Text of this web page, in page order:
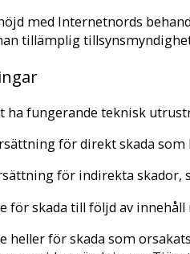
med Internetnords
tillämplig
ha fungerande teknisk
för direkt skada
för indirekta
för skada till följd av
heller för skada som